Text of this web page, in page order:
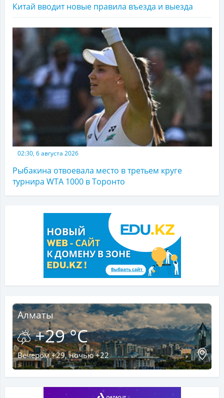
Китай вводит новые правила въезда и выезда
02:30, 6 августа 2026
Рыбакина отвоевала место в третьем круге
турнира WTA 1000 в Торонто
Алматы
+29 °C
Вечером +29, ночью +22